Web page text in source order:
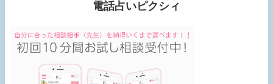
電話占いピクシィ